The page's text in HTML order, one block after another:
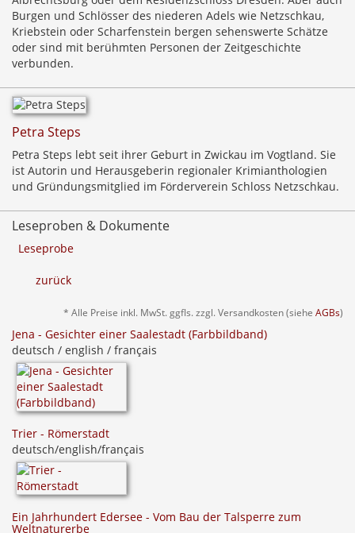
Burgen und Schlösser des niederen Adels wie Netzschkau,
Kriebstein oder Scharfenstein bergen sehenswerte Schätze
oder sind mit berühmten Personen der Zeitgeschichte
verbunden.
Petra Steps
Petra Steps lebt seit ihrer Geburt in Zwickau im Vogtland. Sie
ist Autorin und Herausgeberin regionaler Krimianthologien
und Gründungsmitglied im Förderverein Schloss Netzschkau.
Leseproben & Dokumente
Leseprobe
zurück
* Alle Preise inkl. MwSt. ggfls. zzgl. Versandkosten (siehe AGBs)
Jena - Gesichter einer Saalestadt (Farbbildband)
deutsch / english / français
Trier - Römerstadt
deutsch/english/français
Ein Jahrhundert Edersee - Vom Bau der Talsperre zum
Weltnaturerbe